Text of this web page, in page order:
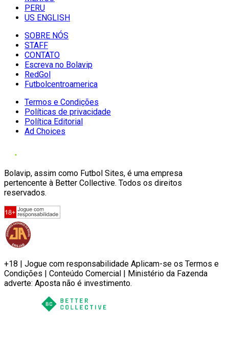
PERU
US ENGLISH
SOBRE NÓS
STAFF
CONTATO
Escreva no Bolavip
RedGol
Futbolcentroamerica
Termos e Condições
Políticas de privacidade
Política Editorial
Ad Choices
Bolavip, assim como Futbol Sites, é uma empresa
pertencente à Better Collective. Todos os direitos
reservados.
+18 | Jogue com responsabilidade Aplicam-se os Termos e
Condições | Conteúdo Comercial | Ministério da Fazenda
adverte: Aposta não é investimento.